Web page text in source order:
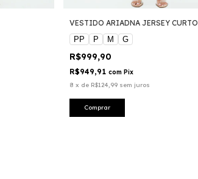
VESTIDO ARIADNA JERSEY CURTO
PP
P M G
R$999,90
R$949,91 com Pix
8 x de R$124,99 sem juros
Comprar